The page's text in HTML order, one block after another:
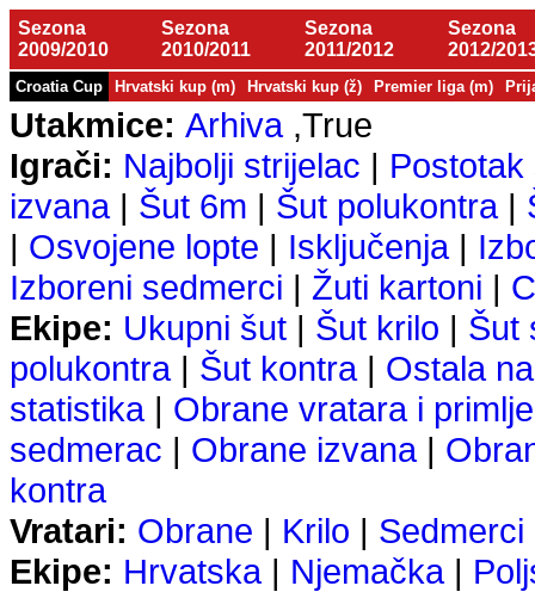
Sezona
2009/2010
Sezona
2010/2011
Sezona
2011/2012
Sezona
2012/
Croatia Cup Hrvatski kup (m) Hrvatski kup (ž) Premier liga (m)
Utakmice: Arhiva,True
Igrači: Najbolji strijelac | Postotak
izvana| Šut 6m | Šut polukontra|
| Osvojene lopte | Isključenja|
Izboreni sedmerci | Žuti kartoni |
Ekipe: Ukupni šut | Šut krilo | Šut
polukontra| Šut kontra| Ostala
statistika| Obrane vratara i
sedmerac | Obrane izvana|
kontra
Vratari: Obrane | Krilo | Sedmerci
Ekipe: Hrvatska| Njemačka|